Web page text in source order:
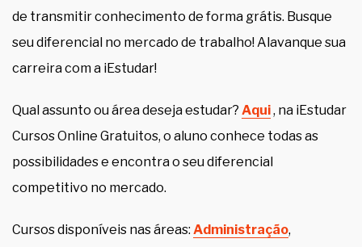
de transmitir conhecimento de forma grátis. Busque
seu diferencial no mercado de trabalho! Alavanque sua
carreira com a iEstudar!
Qual assunto ou área deseja estudar? Aqui, na iEstudar
Cursos Online Gratuitos, o aluno conhece todas as
possibilidades e encontra o seu diferencial
competitivo no mercado.
Cursos disponíveis nas áreas: Administração,